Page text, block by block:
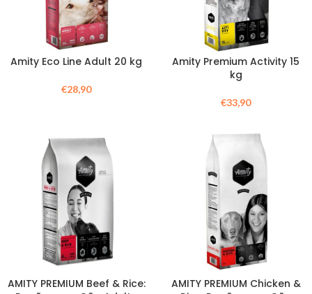
Amity Eco Line Adult 20 kg
€28,90
Amity Premium Activity 15
kg
€33,90
AMITY PREMIUM Beef & Rice:
AMITY PREMIUM Chicken &